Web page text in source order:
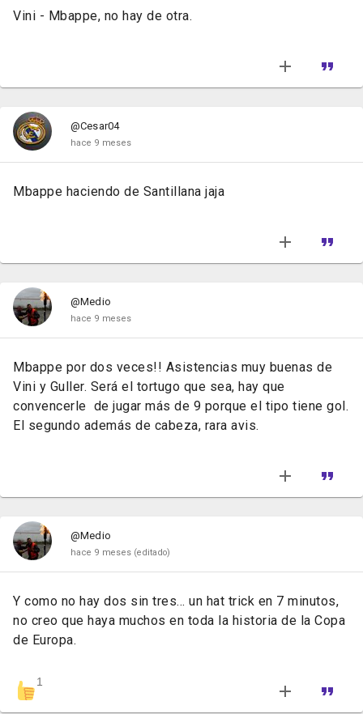
Vini - Mbappe, no hay de otra.
@Cesar04
hace 9 meses
Mbappe haciendo de Santillana jaja
@Medio
hace 9 meses
Mbappe por dos veces!! Asistencias muy buenas de
Vini y Guller. Será el tortugo que sea, hay que
convencerle de jugar más de 9 porque el tipo tiene gol.
El segundo además de cabeza, rara avis.
@Medio
hace 9 meses (editado)
Y como no hay dos sin tres... un hat trick en 7 minutos,
no creo que haya muchos en toda la historia de la Copa
de Europa.
1